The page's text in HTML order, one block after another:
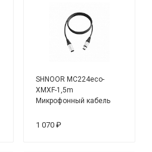
SHNOOR MC224eco-
XMXF-1,5m
Микрофонный кабель
1 070 ₽